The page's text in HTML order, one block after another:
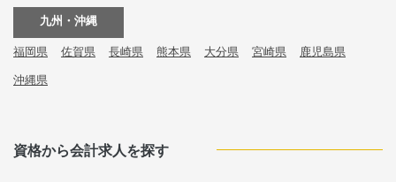
九州・沖縄
福岡県 佐賀県 長崎県 熊本県 大分県 宮崎県 鹿児島県
沖縄県
資格から会計求人を探す